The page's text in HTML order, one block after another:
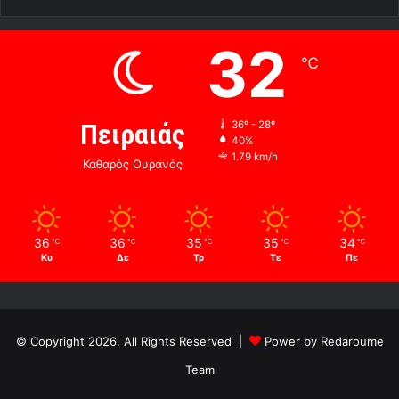
Πειραιάς
Καθαρός Ουρανός
32 ℃
36º - 28º
40%
1.79 km/h
36 ℃
Κυ
36 ℃
Δε
35 ℃
Τρ
35 ℃
Τε
34 ℃
Πε
© Copyright 2026, All Rights Reserved |
Power by Redaroume
Team